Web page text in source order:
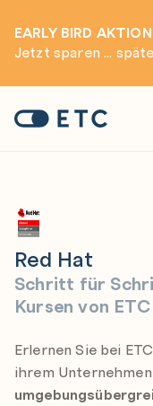
EARLY BIRD AKTION
Jetzt sparen ...
Startseite: ETC
Trainings Red Hat
Red Hat
Schritt für
Kursen von ETC
Erlernen Sie bei
ihrem Unternehmen